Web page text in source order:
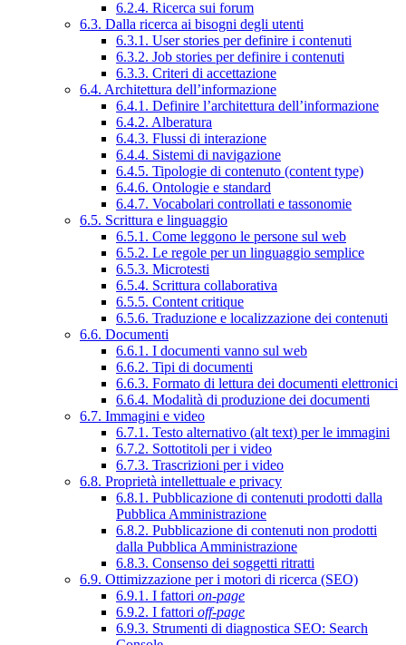
6.2.4. Ricerca sui forum
6.3. Dalla ricerca ai bisogni degli utenti
6.3.1. User stories per definire i contenuti
6.3.2. Job stories per definire i contenuti
6.3.3. Criteri di accettazione
6.4. Architettura dell’informazione
6.4.1. Definire l’architettura dell’informazione
6.4.2. Alberatura
6.4.3. Flussi di interazione
6.4.4. Sistemi di navigazione
6.4.5. Tipologie di contenuto (content type)
6.4.6. Ontologie e standard
6.4.7. Vocabolari controllati e tassonomie
6.5. Scrittura e linguaggio
6.5.1. Come leggono le persone sul web
6.5.2. Le regole per un linguaggio semplice
6.5.3. Microtesti
6.5.4. Scrittura collaborativa
6.5.5. Content critique
6.5.6. Traduzione e localizzazione dei contenuti
6.6. Documenti
6.6.1. I documenti vanno sul web
6.6.2. Tipi di documenti
6.6.3. Formato di lettura dei documenti elettronici
6.6.4. Modalità di produzione dei documenti
6.7. Immagini e video
6.7.1. Testo alternativo (alt text) per le immagini
6.7.2. Sottotitoli per i video
6.7.3. Trascrizioni per i video
6.8. Proprietà intellettuale e privacy
6.8.1. Pubblicazione di contenuti prodotti dalla
Pubblica Amministrazione
6.8.2. Pubblicazione di contenuti non prodotti
dalla Pubblica Amministrazione
6.8.3. Consenso dei soggetti ritratti
6.9. Ottimizzazione per i motori di ricerca (SEO)
6.9.1. I fattori on-page
6.9.2. I fattori off-page
6.9.3. Strumenti di diagnostica SEO: Search